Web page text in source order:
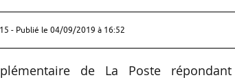
- Publié le 04/09/2019 à 16:52
de La Poste